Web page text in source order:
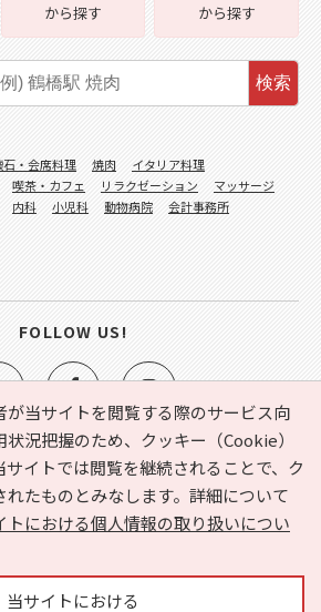
が当サイトを閲覧する際のサービス向
状況把握のため、クッキー（Cookie）
イトでは閲覧を継続されることで、ク
れたものとみなします。詳細について
トにおける個人情報の取り扱いについ
当サイトにおける
）とは？ お気に入り
ヘルプ
報の取り扱いについて
運営会社
広告掲載に関するお問い合わせ
から探す
から探す
検索
石・会席料理 焼肉
イタリア料理
喫茶・カフェ リラクゼーション
マッサージ
内科 小児科 動物病院
会計事務所
FOLLOW US!